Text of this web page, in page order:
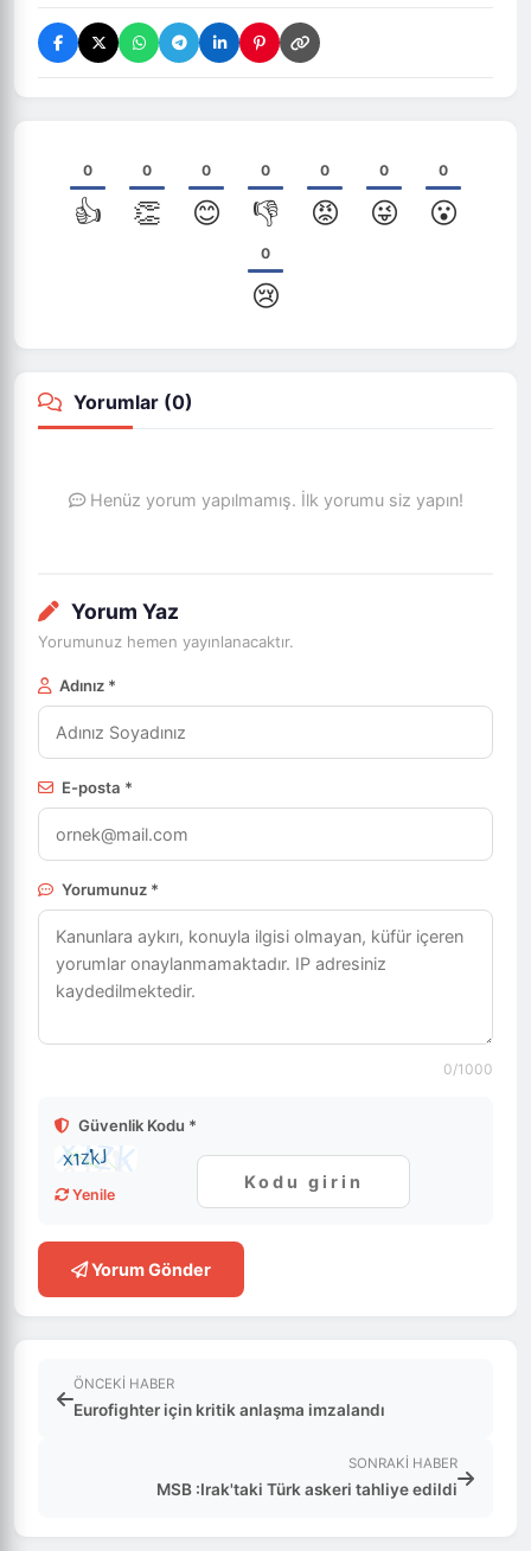
0
👍
0
👏
0
😊
0
👎
0
😡
0
😜
0
😮
0
😢
Yorumlar (0)
Henüz yorum yapılmamış. İlk yorumu siz yapın!
Yorum Yaz
Yorumunuz hemen yayınlanacaktır.
Adınız *
E-posta *
Yorumunuz *
0/1000
Güvenlik Kodu *
Yenile
Yorum Gönder
ÖNCEKI HABER
Eurofighter için kritik anlaşma imzalandı
SONRAKI HABER
MSB :Irak'taki Türk askeri tahliye edildi